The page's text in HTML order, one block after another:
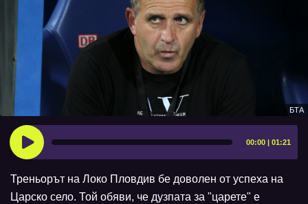
БТА
00:00 | 01:21
Треньорът на Локо Пловдив бе доволен от успеха на
Царско село. Той обяви, че дузпата за "царете" е